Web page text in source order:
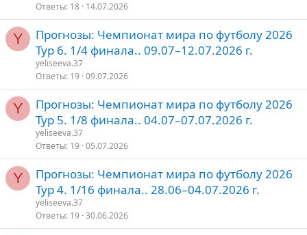
Ответы 18 14.07.2026
Y
Прогнозы: Чемпионат мира по футболу 2026
Тур 6. 1/4 финала.. 09.07–12.07.2026 г.
yeliseeva.37
Ответы 19 09.07.2026
Y
Прогнозы: Чемпионат мира по футболу 2026
Тур 5. 1/8 финала.. 04.07–07.07.2026 г.
yeliseeva.37
Ответы 19 05.07.2026
Y
Прогнозы: Чемпионат мира по футболу 2026
Тур 4. 1/16 финала.. 28.06–04.07.2026 г.
yeliseeva.37
Ответы 19 30.06.2026